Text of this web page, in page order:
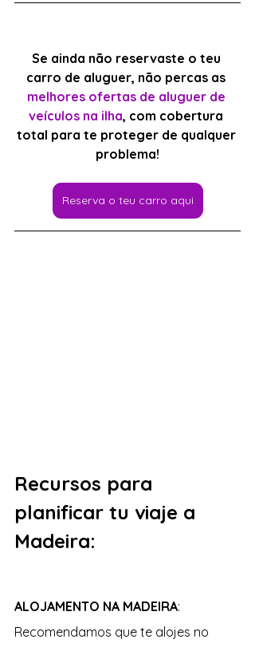
Se ainda não reservaste o teu
carro de aluguer, não percas as
melhores ofertas de aluguer de
veículos na ilha, com cobertura
total para te proteger de qualquer
problema!
Reserva o teu carro aqui
Recursos para
planificar tu viaje a
Madeira:
ALOJAMENTO NA MADEIRA:
Recomendamos que te alojes no